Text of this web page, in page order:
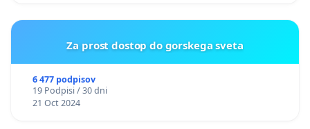
Za prost dostop do gorskega sveta
6 477 podpisov
19 Podpisi / 30 dni
21 Oct 2024